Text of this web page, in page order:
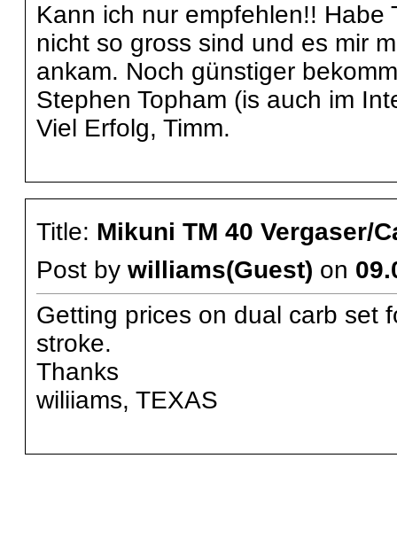
Kann ich nur empfehlen!!
nicht so gross sind und es mir
ankam. Noch günstiger
Stephen Topham (is auch im
Viel Erfolg, Timm.
Title: Mikuni TM 40 Vergaser/
Post by williams(Guest) on
Getting prices on dual carb set
stroke.
Thanks
wiliiams, TEXAS